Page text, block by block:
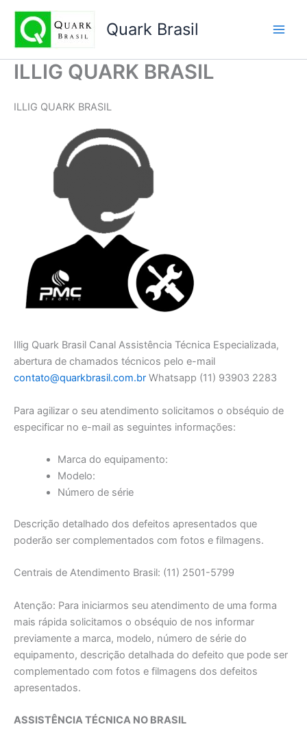
conteúdo
Quark Brasil
ILLIG QUARK BRASIL
ILLIG QUARK BRASIL
Illig Quark Brasil Canal Assistência Técnica Especializada,
abertura de chamados técnicos pelo e-mail
contato@quarkbrasil.com.br Whatsapp (11) 93903 2283
Para agilizar o seu atendimento solicitamos o obséquio de
especificar no e-mail as seguintes informações:
Marca do equipamento:
Modelo:
Número de série
Descrição detalhado dos defeitos apresentados que
poderão ser complementados com fotos e filmagens.
Centrais de Atendimento Brasil: (11) 2501-5799
Atenção: Para iniciarmos seu atendimento de uma forma
mais rápida solicitamos o obséquio de nos informar
previamente a marca, modelo, número de série do
equipamento, descrição detalhada do defeito que pode ser
complementado com fotos e filmagens dos defeitos
apresentados.
ASSISTÊNCIA TÉCNICA NO BRASIL